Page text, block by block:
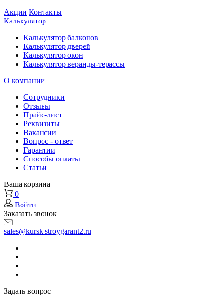
Акции Контакты
Калькулятор
Калькулятор балконов
Калькулятор дверей
Калькулятор окон
Калькулятор веранды-терассы
О компании
Сотрудники
Отзывы
Прайс-лист
Реквизиты
Вакансии
Вопрос - ответ
Гарантии
Способы оплаты
Статьи
Ваша корзина
0
Войти
Заказать звонок
sales@kursk.stroygarant2.ru
Задать вопрос